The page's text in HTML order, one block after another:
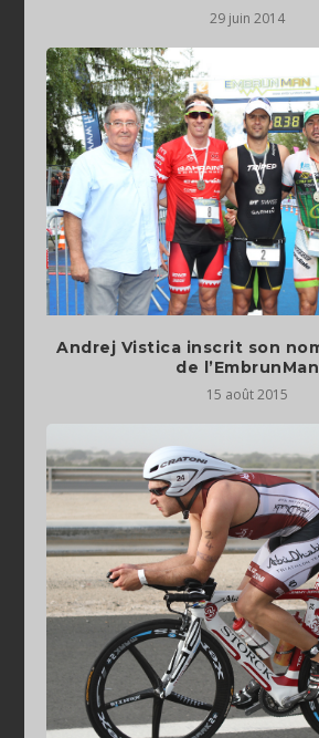
29 juin 2014
Andrej Vistica inscrit son
de l’EmbrunMan
15 août 2015